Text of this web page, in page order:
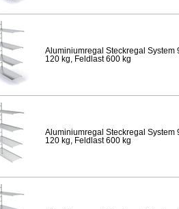
Aluminiumregal Steckregal System
120 kg, Feldlast 600 kg
Aluminiumregal Steckregal System
120 kg, Feldlast 600 kg